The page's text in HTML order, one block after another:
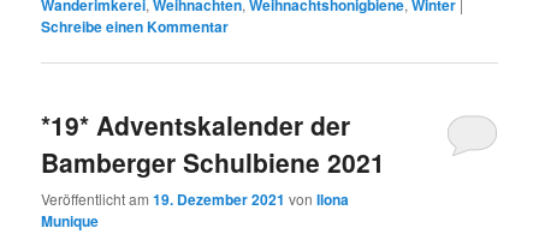
Wanderimkerei Weihnachten Weihnachtshonigbiene Winter
Schreibe einen Kommentar
*19* Adventskalender der
Bamberger Schulbiene 2021
Veröffentlicht am19. Dezember 2021 vonIlona
Munique